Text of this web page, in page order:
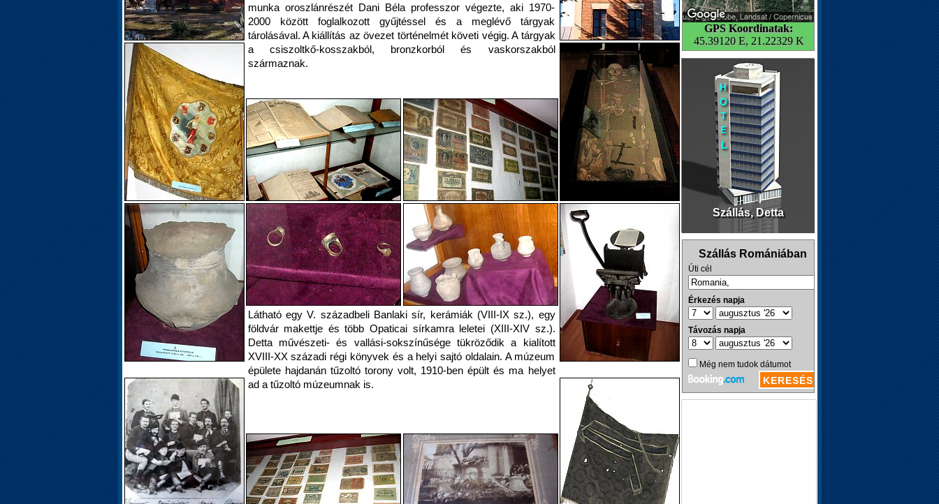
GPS Koordinatak:
45.39120 E, 21.22329 K
munka oroszlánrészét Dani Béla professzor végezte, aki 1970-
2000 között foglalkozott gyűjtéssel és a meglévő tárgyak
tárolásával. A kiállítás az övezet történelmét követi végig. A tárgyak
a csiszoltkő-kosszakból, bronzkorból és vaskorszakból
származnak.
Látható egy V. századbeli Banlaki sír, kerámiák (VIII-IX sz.), egy
földvár makettje és több Opaticai sírkamra leletei (XIII-XIV sz.).
Detta művészeti- és vallási-sokszínűsége tükröződik a kialított
XVIII-XX századi régi könyvek és a helyi sajtó oldalain. A múzeum
épülete hajdanán tűzoltó torony volt, 1910-ben épült és ma helyet
ad a tűzoltó múzeumnak is.
Szállás, Detta